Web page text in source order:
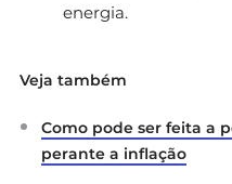
energia.
Veja também
Como pode ser feita a
perante a inflação